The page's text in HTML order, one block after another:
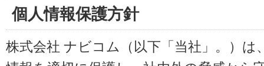
個人情報保護方針
株式会社 ナビコム（以下「当社」。）